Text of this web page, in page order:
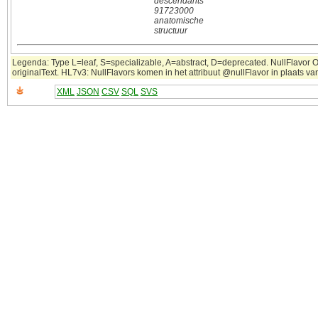
91723000
anatomische
structuur
Legenda: Type L=leaf, S=specializable, A=abstract, D=deprecated. NullFlavor
originalText. HL7v3: NullFlavors komen in het attribuut @nullFlavor in plaats
XML JSON CSV SQL SVS